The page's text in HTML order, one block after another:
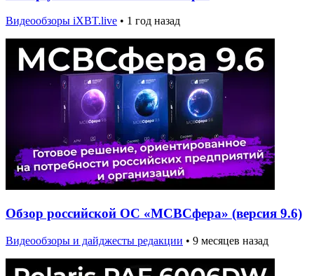
Видеообзоры iXBT.live • 1 год назад
Обзор российской ОС «МСВСфера» (версия 9.6)
Видеообзоры и дайджесты редакции • 9 месяцев назад